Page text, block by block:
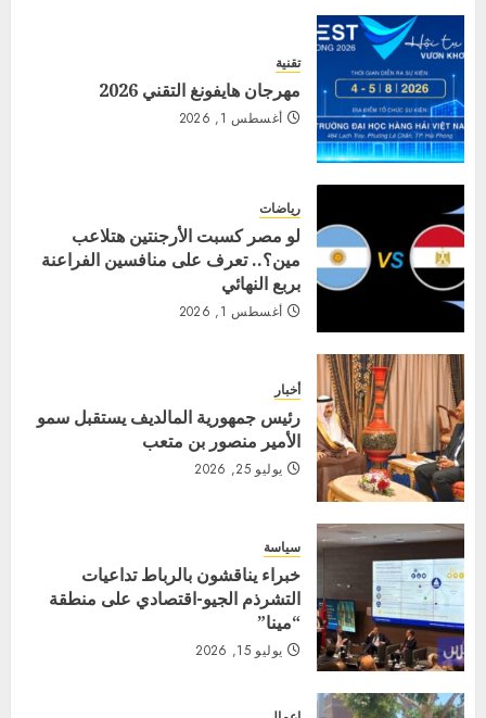
تقنية
مهرجان هايفونغ التقني 2026
أغسطس 1, 2026
رياضات
لو مصر كسبت الأرجنتين هتلاعب
مين؟.. تعرف على منافسين الفراعنة
بربع النهائي
أغسطس 1, 2026
أخبار
رئيس جمهورية المالديف يستقبل سمو
الأمير منصور بن متعب
يوليو 25, 2026
سياسة
خبراء يناقشون بالرباط تداعيات
التشرذم الجيو-اقتصادي على منطقة
“مينا”
يوليو 15, 2026